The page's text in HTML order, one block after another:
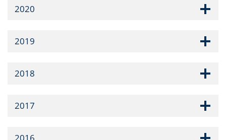
2020
2019
2018
2017